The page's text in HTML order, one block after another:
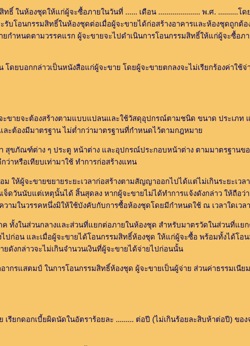
ห้องชุดให้แก่ผู้จะซื้อภายในวันที่ ...... เดือน ..................... พ.ศ. ..........โด
บโอนกรรมสิทธิ์ในห้องชุดต่อเมื่อผู้จะขายได้ก่อสร้างอาคารและห้องชุดถูก
กำหนดตามวรรคแรก ผู้จะขายจะไปดำเนินการโอนกรรมสิทธิ์ให้แก่ผู้จะซื้อภ
กล่าวเป็นหนังสือแก่ผู้จะขาย โดยผู้จะขายตกลงจะไม่เรียกร้องค่าใช้จ่า
จะต้องสร้างตามแบบแปลนและใช้วัสดุอุปกรณ์ตามชนิด ขนาด ประเภท
ต้องมีมาตรฐาน ไม่ต่ำกว่ามาตรฐานที่กำหนดไว้ตามกฎหมาย
ฑ์ต่าง ๆ ประตู หน้าต่าง และอุปกรณ์ประกอบหน้าต่าง ตามมาตรฐานข
าหรือเทียบเท่ามาใช้ ทำการก่อสร้างแทน
ะขายขยายระยะเวลาก่อสร้างตามสัญญาออกไปได้แต่ไม่เกินระยะเวลา
ดวันนับแต่เหตุนั้นได้ สิ้นสุดลง หากผู้จะขายไม่ได้ทำการแจ้งดังกล่าว ให้ถือว่
ามในวรรคหนึ่งมิให้ใช้บังคับกับการซื้อห้องชุดโดยมีกำหนดใช้ ณ เวลาใดเวล
นส่วนกลางและส่วนที่แยกต่อภายในห้องชุด สำหรับมาตรวัดในส่วนที่แยก
ก่อน และเมื่อผู้จะขายได้โอนกรรมสิทธิ์ห้องชุด ให้แก่ผู้จะซื้อ พร้อมทั้งได้โอ
ยดังกล่าวจะไม่เกินจำนวนเงินที่ผู้จะขายได้จ่ายไปก่อนนั้น
รแสตมป์ ในการโอนกรรมสิทธิ์ห้องชุด ผู้จะขายเป็นผู้จ่าย ส่วนค่าธรรมเนีย
อกเบี้ยผิดนัดในอัตราร้อยละ ......... ต่อปี (ไม่เกินร้อยละสิบห้าต่อปี) ของ